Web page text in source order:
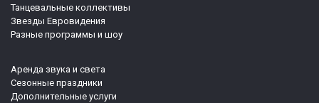
Танцевальные коллективы
Звезды Евровидения
Разные программы и шоу
Аренда звука и света
Сезонные праздники
Дополнительные услуги